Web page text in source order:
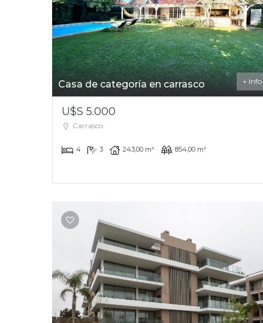
Casa de categoría en carrasco + Info
U$S 5.000
Carrasco
4 3 243,00 m² 854,00 m²